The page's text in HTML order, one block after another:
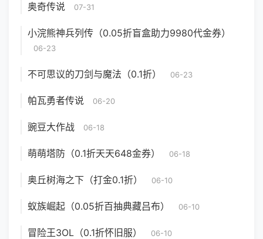
奥奇传说 07-31
小浣熊神兵列传（0.05折盲盒助力9980代金券）
06-23
不可思议的刀剑与魔法（0.1折） 06-23
帕瓦勇者传说 06-20
豌豆大作战 06-18
萌萌塔防（0.1折天天648金券） 06-18
奥丘树海之下（打金0.1折） 06-10
蚁族崛起（0.05折百抽典藏吕布） 06-10
冒险王3OL（0.1折怀旧服） 06-10